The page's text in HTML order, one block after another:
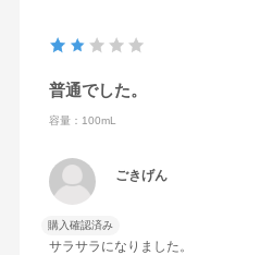
普通でした。
容量：100mL
ごきげん
購入確認済み
サラサラになりました。